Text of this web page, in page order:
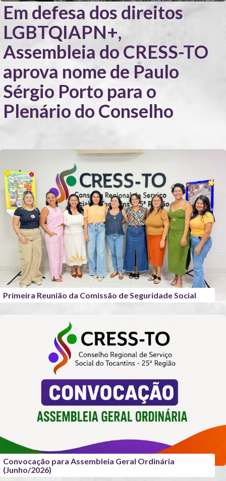
Em defesa dos direitos
LGBTQIAPN+,
Assembleia do CRESS-TO
aprova nome de Paulo
Sérgio Porto para o
Plenário do Conselho
Primeira Reunião da Comissão de Seguridade Social
Convocação para Assembleia Geral Ordinária
(Junho/2026)